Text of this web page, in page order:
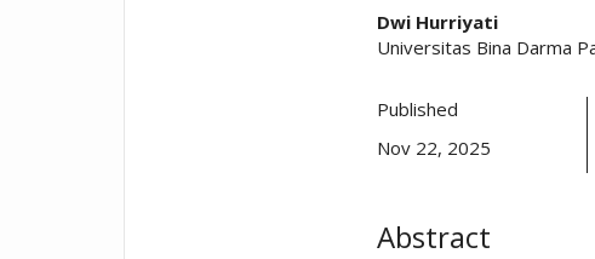
Dwi Hurriyati
Universitas Bina Darma
Published
Nov 22, 2025
Abstract